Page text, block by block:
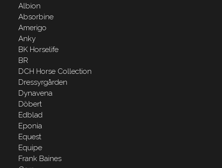
Albion
Absorbine
Amerigo
Anky
BK Horselife
BR
DCH Horse Collection
Dressyrgården
Dynavena
Döbert
Edblad
Eponia
Equest
Equipe
Frank Baines